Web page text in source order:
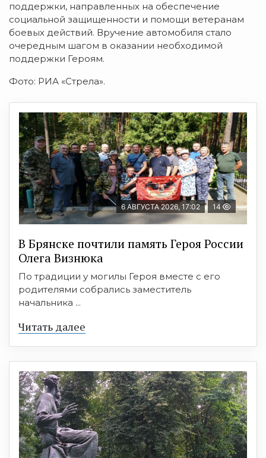
поддержки, направленных на обеспечение
социальной защищенности и помощи ветеранам
боевых действий. Вручение автомобиля стало
очередным шагом в оказании необходимой
поддержки Героям.
Фото: РИА «Стрела».
6 АВГУСТА 2026, 17:02 14
В Брянске почтили память Героя России
Олега Визнюка
По традиции у могилы Героя вместе с его
родителями собрались заместитель
начальника ...
Читать далее